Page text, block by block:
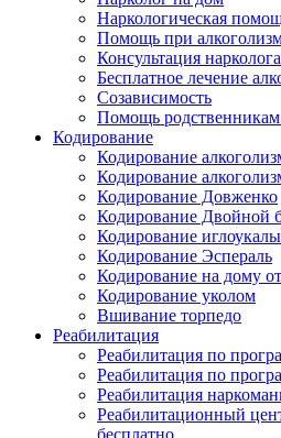
Наркологическая
Помощь при
Консультация нарколога
Бесплатное лечение
Созависимость
Помощь
Кодирование
Кодирование
Кодирование
Кодирование Довженко
Кодирование Двойной
Кодирование
Кодирование Эспераль
Кодирование на дому
Кодирование уколом
Вшивание торпедо
Реабилитация
Реабилитация по
Реабилитация по
Реабилитация
Реабилитационный
бесплатно